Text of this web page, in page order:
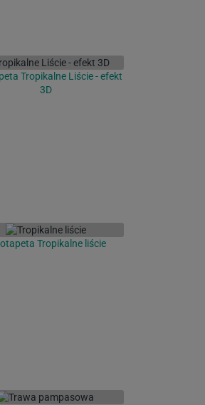
Tropikalne Liście - efekt
3D
Tropikalne liście